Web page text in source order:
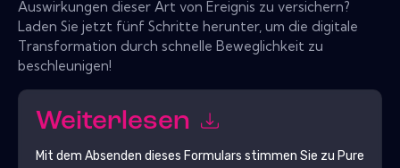
Auswirkungen dieser Art von Ereignis zu versichern?
Laden Sie jetzt fünf Schritte herunter, um die digitale
Transformation durch schnelle Beweglichkeit zu
beschleunigen!
Weiterlesen
Mit dem Absenden dieses Formulars stimmen Sie zu Pure